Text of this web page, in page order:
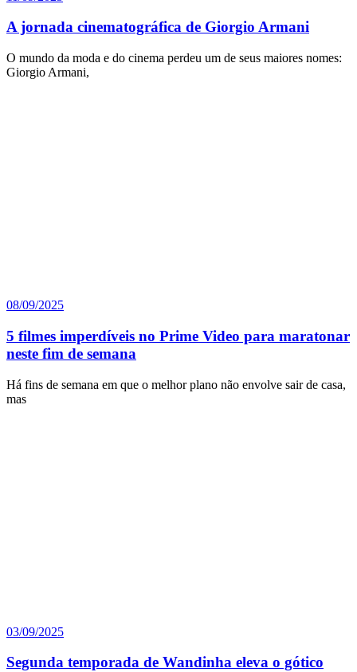
A jornada cinematográfica de Giorgio Armani
O mundo da moda e do cinema perdeu um de seus maiores nomes:
Giorgio Armani,
08/09/2025
5 filmes imperdíveis no Prime Video para maratonar
neste fim de semana
Há fins de semana em que o melhor plano não envolve sair de casa,
mas
03/09/2025
Segunda temporada de Wandinha eleva o gótico